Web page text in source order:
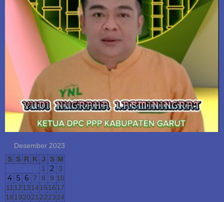
Desember 2023
S S R K J S M
1
2 3
4 5 6 7 8 9 10
11121314151617
18192021222324